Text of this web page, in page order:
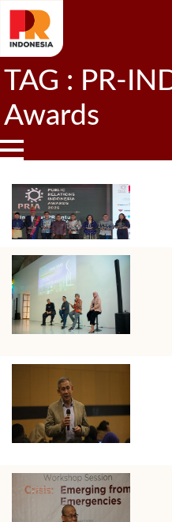
TAG : PR-
Awards